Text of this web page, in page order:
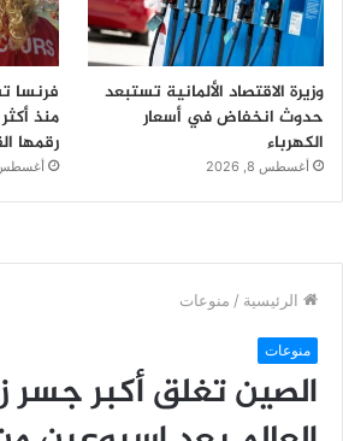
وزيرة الاقتصاد الألمانية تستبعد
حدوث انخفاض في أسعار
الكهرباء
أغسطس 8, 2026
فرنسا
منذ
رقمها
أغسطس 5,